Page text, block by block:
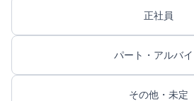
正社員
パート・アルバイ
その他・未定